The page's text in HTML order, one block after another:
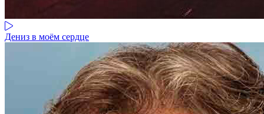
Дениз в моём сердце